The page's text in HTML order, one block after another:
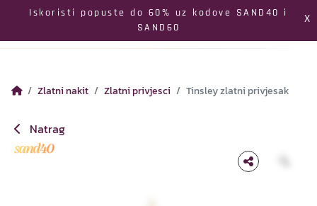
Iskoristi popuste do 60% uz kodove SAND40 i
SAND60
X
Izbornik
Profil Pretraga
Zlatni nakit Zlatni privjesci Tinsley zlatni privjesak
Natrag